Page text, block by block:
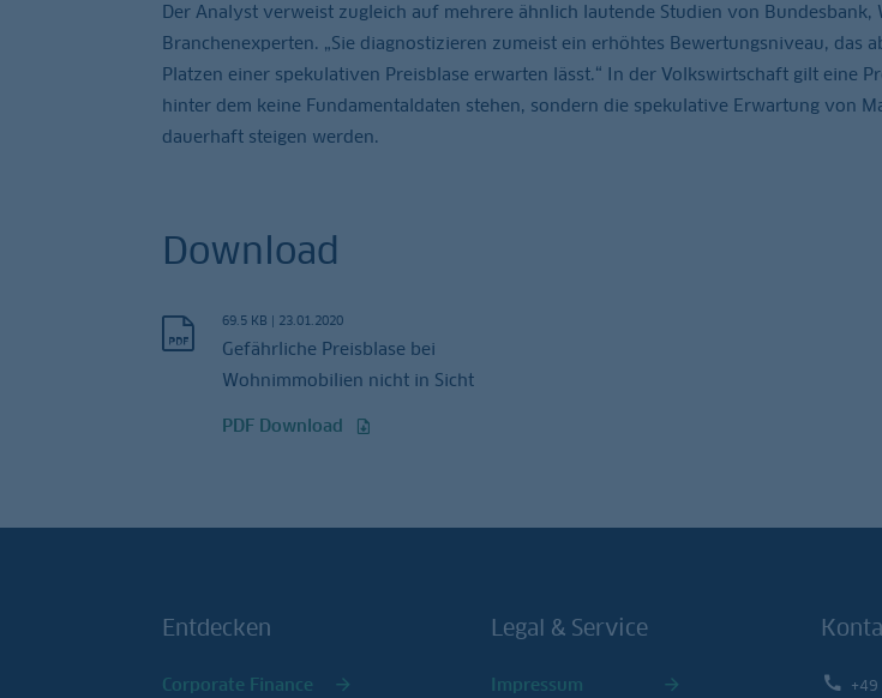
Der Analyst verweist zugleich auf mehrere ähnlich lautende Studien von
Branchenexperten. „Sie diagnostizieren zumeist ein erhöhtes Bewertungsniveau, das
Platzen einer spekulativen Preisblase erwarten lässt.“ In der Volkswirtschaft gilt eine
hinter dem keine Fundamentaldaten stehen, sondern die spekulative Erwartung von
dauerhaft steigen werden.
Download
69.5 KB | 23.01.2020
Gefährliche Preisblase bei
Wohnimmobilien nicht in Sicht
PDF Download
Entdecken
Corporate Finance
Legal & Service
Impressum